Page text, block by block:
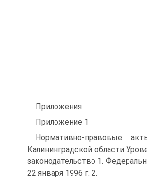
Приложения
Приложение 1
Нормативно-правовые
Калининградской области
законодательство 1.
22 января 1996 г. 2.